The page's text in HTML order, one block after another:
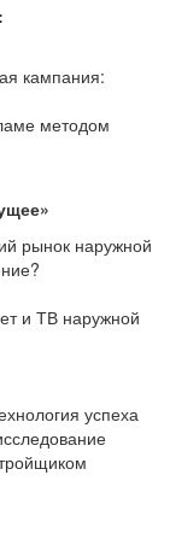
кампания:
методом
рынок наружной
и ТВ наружной
успеха